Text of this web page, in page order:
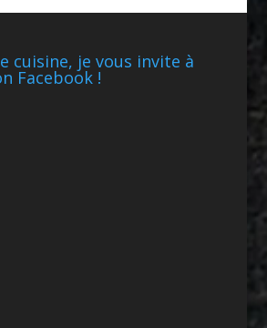
cuisine, je vous invite à
Facebook !